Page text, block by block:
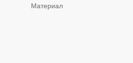
Материал